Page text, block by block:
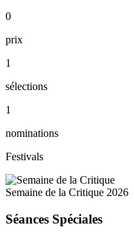
0
prix
1
sélections
1
nominations
Festivals
Semaine de la Critique 2026
Séances Spéciales